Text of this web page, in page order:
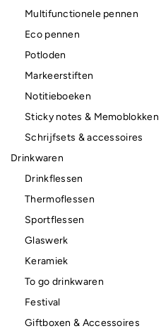
Multifunctionele pennen
Eco pennen
Potloden
Markeerstiften
Notitieboeken
Sticky notes & Memoblokken
Schrijfsets & accessoires
Drinkwaren
Drinkflessen
Thermoflessen
Sportflessen
Glaswerk
Keramiek
To go drinkwaren
Festival
Giftboxen & Accessoires